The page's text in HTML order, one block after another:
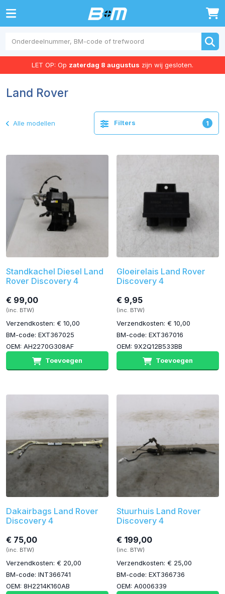
0
LET OP: Op zaterdag 8 augustus zijn wij gesloten.
Land Rover
Alle modellen Filters 1
Standkachel Diesel Land
Rover Discovery 4
€ 99,00
(inc. BTW)
Verzendkosten: € 10,00
BM-code: EXT367025
OEM: AH2270G308AF
Toevoegen
Gloeirelais Land Rover
Discovery 4
€ 9,95
(inc. BTW)
Verzendkosten: € 10,00
BM-code: EXT367016
OEM: 9X2Q12B533BB
Toevoegen
Dakairbags Land Rover
Discovery 4
€ 75,00
(inc. BTW)
Verzendkosten: € 20,00
BM-code: INT366741
OEM: 8H2214K160AB
Stuurhuis Land Rover
Discovery 4
€ 199,00
(inc. BTW)
Verzendkosten: € 25,00
BM-code: EXT366736
OEM: A0006339